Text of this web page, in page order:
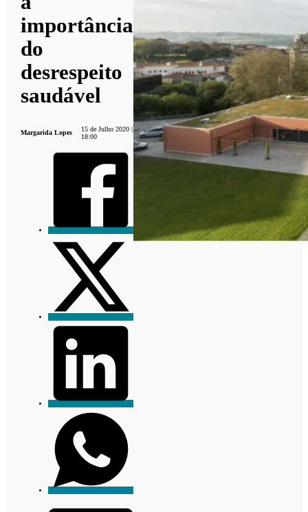
importância
do
desrespeito
saudável
Margarida Lopes
15 de Julho 2020 |
18:00